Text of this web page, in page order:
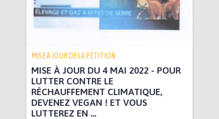
MISE À JOUR DE LA PÉTITION
MISE À JOUR DU 4 MAI 2022 - POUR
LUTTER CONTRE LE
RÉCHAUFFEMENT CLIMATIQUE,
DEVENEZ VEGAN ! ET VOUS
LUTTEREZ EN ...